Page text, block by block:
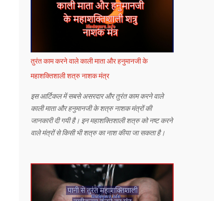
तुरंत काम करने वाले काली माता और हनुमानजी के
महाशक्तिशाली शत्रु नाशक मंत्र
इस आर्टिकल में सबसे असरदार और तुरंत काम करने वाले
काली माता और हनुमानजी के शत्रु नाशक मंत्रों की
जानकारी दी गयी है। इन महाशक्तिशाली शत्रु को नष्ट करने
वाले मंत्रों से किसी भी शत्रु का नाश कीया जा सकता है।